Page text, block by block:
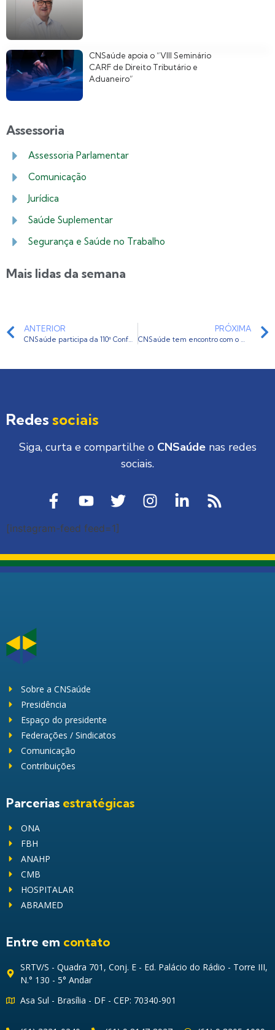
CNSaúde apoia o “VIII Seminário
CARF de Direito Tributário e
Aduaneiro”
Assessoria
Assessoria Parlamentar
Comunicação
Jurídica
Saúde Suplementar
Segurança e Saúde no Trabalho
Mais lidas da semana
ANTERIOR
CNSaúde participa da 110ª Conferência Internacional do Trabalho da OIT
PRÓXIMA
CNSaúde tem encontro com o ministro do Trabalho e Previdência
Redes sociais
Siga, curta e compartilhe o CNSaúdenas redes
sociais.
[instagram-feed feed=1]
Sobre a CNSaúde
Presidência
Espaço do presidente
Federações / Sindicatos
Comunicação
Contribuições
Parcerias estratégicas
ONA
FBH
ANAHP
CMB
HOSPITALAR
ABRAMED
Entre em contato
SRTV/S - Quadra 701, Conj. E - Ed. Palácio do Rádio - Torre III,
N.° 130 - 5° Andar
Asa Sul - Brasília - DF - CEP: 70340-901